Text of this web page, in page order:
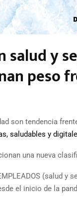
salud y
peso
son tendencia
saludables y digitale
una nueva
(salud y
el inicio de la